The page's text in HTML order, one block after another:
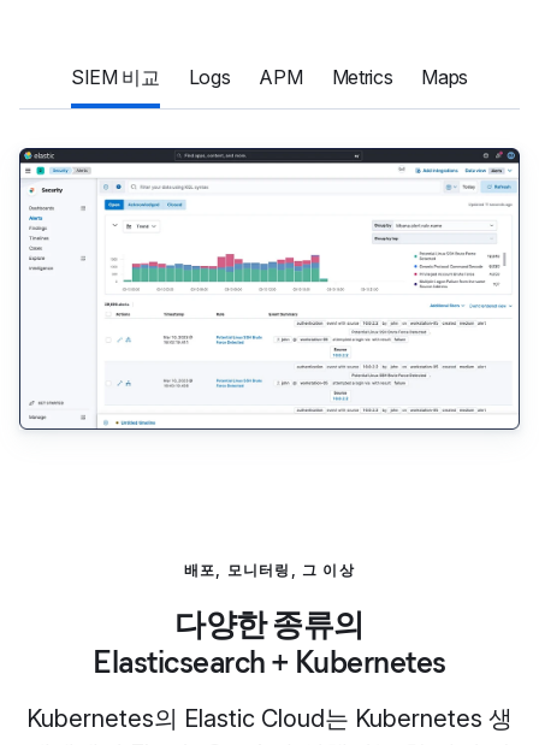
SIEM 비교 Logs APM Metrics Maps
배포, 모니터링, 그 이상
다양한 종류의
Elasticsearch + Kubernetes
Kubernetes의 Elastic Cloud는 Kubernetes 생